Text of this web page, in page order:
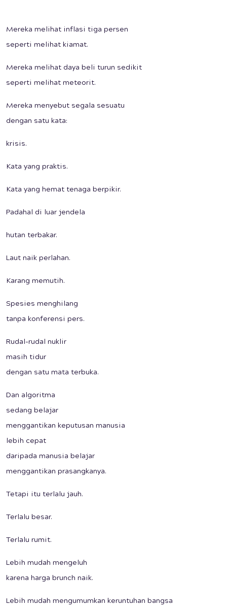
Mereka melihat inflasi tiga persen
seperti melihat kiamat.
Mereka melihat daya beli turun sedikit
seperti melihat meteorit.
Mereka menyebut segala sesuatu
dengan satu kata:
krisis.
Kata yang praktis.
Kata yang hemat tenaga berpikir.
Padahal di luar jendela
hutan terbakar.
Laut naik perlahan.
Karang memutih.
Spesies menghilang
tanpa konferensi pers.
Rudal-rudal nuklir
masih tidur
dengan satu mata terbuka.
Dan algoritma
sedang belajar
menggantikan keputusan manusia
lebih cepat
daripada manusia belajar
menggantikan prasangkanya.
Tetapi itu terlalu jauh.
Terlalu besar.
Terlalu rumit.
Lebih mudah mengeluh
karena harga brunch naik.
Lebih mudah mengumumkan keruntuhan bangsa